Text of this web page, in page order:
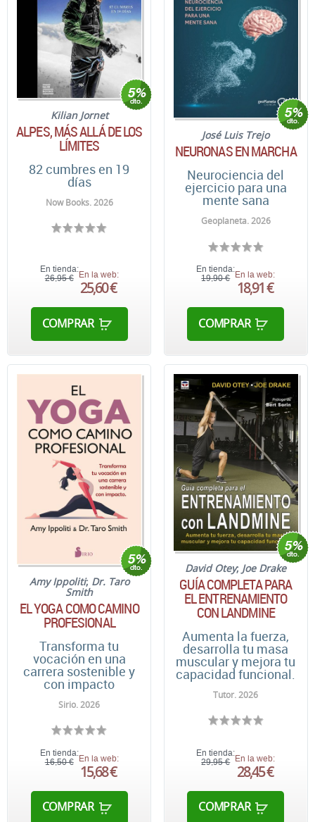
Kilian Jornet
ALPES, MÁS ALLÁ DE LOS
LÍMITES
82 cumbres en 19
días
Now Books. 2026
En tienda:
26,95 € En la web:
25,60 €
COMPRAR
José Luis Trejo
NEURONAS EN MARCHA
Neurociencia del
ejercicio para una
mente sana
Geoplaneta. 2026
En tienda:
19,90 €
En la web:
18,91 €
COMPRAR
Amy Ippoliti; Dr. Taro
Smith
EL YOGA COMO CAMINO
PROFESIONAL
Transforma tu
vocación en una
carrera sostenible y
con impacto
Sirio. 2026
En tienda:
16,50 € En la web:
15,68 €
COMPRAR
David Otey; Joe Drake
GUÍA COMPLETA PARA
EL ENTRENAMIENTO
CON LANDMINE
Aumenta la fuerza,
desarrolla tu masa
muscular y mejora tu
capacidad funcional.
Tutor. 2026
En tienda:
29,95 €
En la web:
28,45 €
COMPRAR